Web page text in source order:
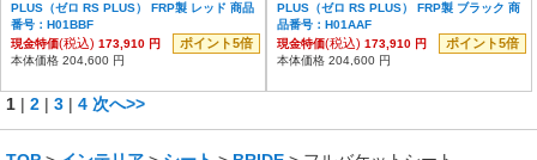
PLUS（ゼロ RS PLUS） FRP製 レッド 商品
番号：H01BBF
現金特価(税込) 173,910 円 ポイント5倍
本体価格 204,600 円
PLUS（ゼロ RS PLUS） FRP製 ブラック 商
品番号：H01AAF
現金特価(税込) 173,910 円 ポイント5倍
本体価格 204,600 円
1 | 2 | 3 | 4 次へ>>